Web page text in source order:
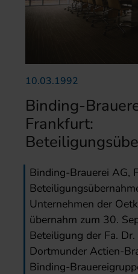
10.03.1992
Binding-
Frankfurt:
Binding-Brauerei AG,
Unternehmen der
übernahm zum 30.
Beteiligung der Fa.
Dortmunder Actien-
Binding-